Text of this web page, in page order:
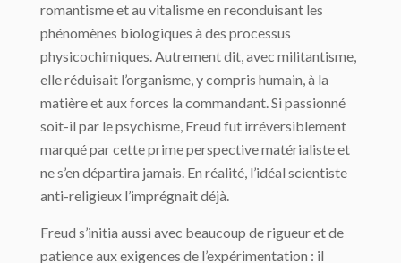
romantisme et au vitalisme en reconduisant les
phénomènes biologiques à des processus
physicochimiques. Autrement dit, avec militantisme,
elle réduisait l’organisme, y compris humain, à la
matière et aux forces la commandant. Si passionné
soit-il par le psychisme, Freud fut irréversiblement
marqué par cette prime perspective matérialiste et
ne s’en départira jamais. En réalité, l’idéal scientiste
anti-religieux l’imprégnait déjà.
Freud s’initia aussi avec beaucoup de rigueur et de
patience aux exigences de l’expérimentation : il